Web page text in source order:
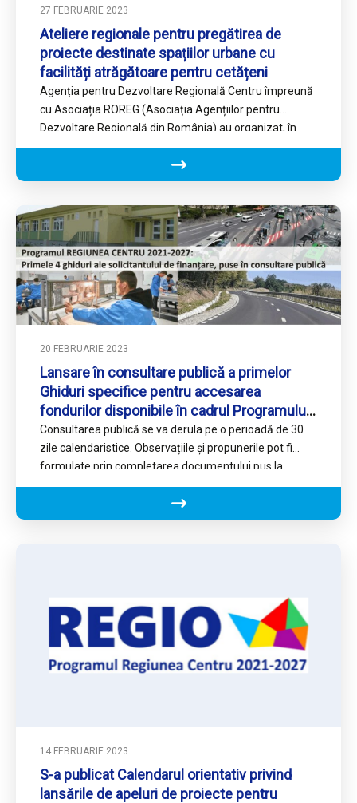
27 FEBRUARIE 2023
Ateliere regionale pentru pregătirea de
proiecte destinate spațiilor urbane cu
facilități atrăgătoare pentru cetățeni
Agenția pentru Dezvoltare Regională Centru împreună
cu Asociația ROREG (Asociația Agențiilor pentru
Dezvoltare Regională din România) au organizat, în
perioada 22-24.02.2023, o suită de ateliere regionale,
axate pe discuții practice privind prioritățile de finanțare
prevăzute în Programul ”Regiunea Centru” 2021-2027,
Autoritate de Management.
20 FEBRUARIE 2023
Lansare în consultare publică a primelor
Ghiduri specifice pentru accesarea
fondurilor disponibile în cadrul Programului
”Regiunea Centru”
Consultarea publică se va derula pe o perioadă de 30
zile calendaristice. Observațiile și propunerile pot fi
formulate prin completarea documentului pus la
dispoziție și…
14 FEBRUARIE 2023
S-a publicat Calendarul orientativ privind
lansările de apeluri de proiecte pentru